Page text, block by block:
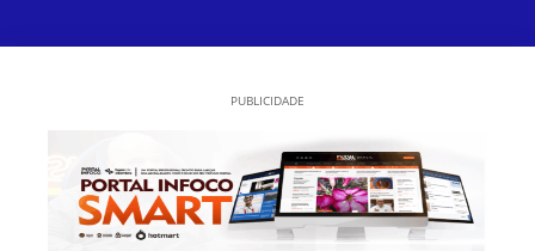
PUBLICIDADE